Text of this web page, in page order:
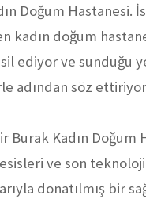
Doğum Hastanesi.
kadın doğum
ediyor ve sunduğu
adından söz
Burak Kadın Doğum
ve son teknoloji
donatılmış bir